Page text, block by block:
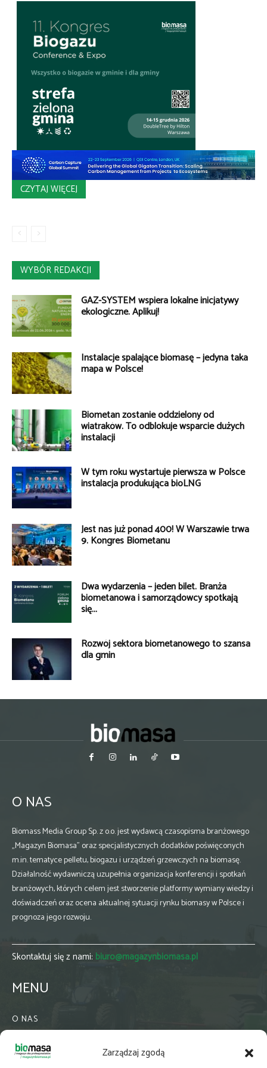
Zarządzaj zgodą
CZYTAJ WIĘCEJ
WYBÓR REDAKCJI
GAZ-SYSTEM wspiera lokalne inicjatywy
ekologiczne. Aplikuj!
Instalacje spalające biomasę – jedyna taka
mapa w Polsce!
Biometan zostanie oddzielony od
wiatraków. To odblokuje wsparcie dużych
instalacji
W tym roku wystartuje pierwsza w Polsce
instalacja produkująca bioLNG
Jest nas już ponad 400! W Warszawie trwa
9. Kongres Biometanu
Dwa wydarzenia – jeden bilet. Branża
biometanowa i samorządowcy spotkają
się...
Rozwój sektora biometanowego to szansa
dla gmin
O NAS
Biomass Media Group Sp. z o.o. jest wydawcą czasopisma branżowego
„Magazyn Biomasa” oraz specjalistycznych dodatków poświęconych
m.in. tematyce pelletu, biogazu i urządzeń grzewczych na biomasę.
Działalność wydawniczą uzupełnia organizacja konferencji i spotkań
branżowych, których celem jest stworzenie platformy wymiany wiedzy i
doświadczeń oraz ocena aktualnej sytuacji rynku biomasy w Polsce i
prognoza jego rozwoju.
Skontaktuj się z nami: biuro@magazynbiomasa.pl
MENU
O NAS
WSPÓŁPRACA